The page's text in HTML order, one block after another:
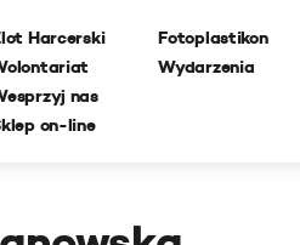
Harcerski
nas
on-line
Fotoplastikon
Wydarzenia